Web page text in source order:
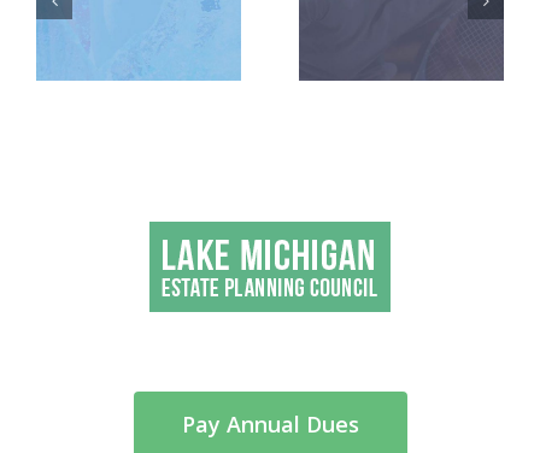
TEAMS
Pay Annual Dues